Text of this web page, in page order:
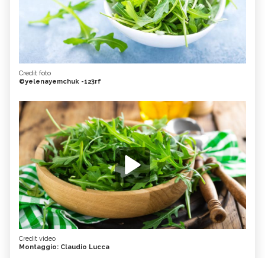
Credit foto
©yelenayemchuk -123rf
Credit video
Montaggio: Claudio Lucca